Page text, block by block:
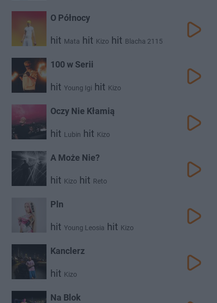
O Północy
hit Mata hit Kizo hit Blacha 2115
100 w Serii
hit Young Igi hit Kizo
Oczy Nie Kłamią
hit Lubin hit Kizo
A Może Nie?
hit Kizo hit Reto
Pln
hit Young Leosia hit Kizo
Kanclerz
hit Kizo
Na Blok